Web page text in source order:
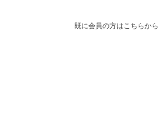
既に会員の方はこちらから